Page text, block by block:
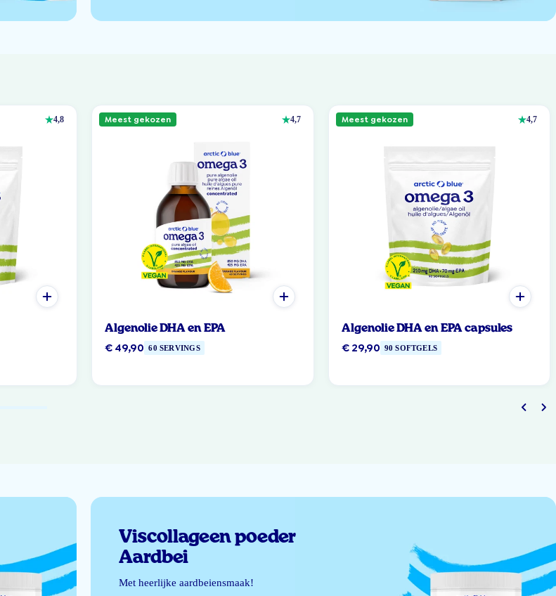
4,8 Meest gekozen 4,7
Algenolie DHA en EPA
€ 49,90 60 SERVINGS
Meest gekozen 4,7
Algenolie DHA en EPA capsules
€ 29,90 90 SOFTGELS
Viscollageen poeder
Aardbei
Met heerlijke aardbeiensmaak!